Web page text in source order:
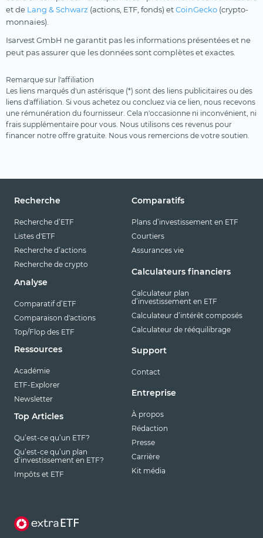
et de Lang & Schwarz (actions, ETF, fonds) etCoinGecko (crypto-
monnaies).
Isarvest GmbH ne garantit pas les informations présentées et ne
peut pas assurer que les données sont complètes et exactes.
Remarque sur l'affiliation
Les liens marqués d'un astérisque (*) sont des liens publicitaires ou des
liens d'affiliation. Si vous achetez ou concluez via ce lien, nous recevons
une rémunération du fournisseur. Cela n'occasionne ni inconvénient, ni
frais supplémentaire pour vous. Nous utilisons ces revenus pour
financer notre offre gratuite. Nous vous remercions de votre soutien.
Recherche
Recherche d’ETF
Listes d'ETF
Recherche d’actions
Recherche de crypto
Analyse
Comparatif d’ETF
Comparaison d'actions
Top/Flop des ETF
Ressources
Académie
ETF-Explorer
Newsletter
Top Articles
Qu’est-ce qu’un ETF?
Qu’est-ce qu’un plan
d’investissement en ETF?
Impôts et ETF
Comparatifs
Plans d’investissement en ETF
Courtiers
Assurances vie
Calculateurs financiers
Calculateur plan
d’investissement en ETF
Calculateur d’intérêt composés
Calculateur de rééquilibrage
Support
Contact
Entreprise
À propos
Rédaction
Presse
Carrière
Kit média